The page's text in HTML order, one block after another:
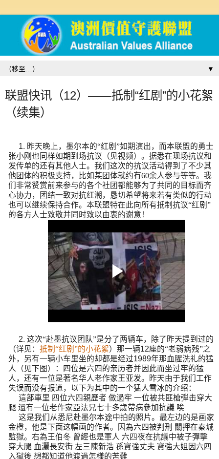
▼
联盟快讯（12）——抵制“红剧”的小花絮
（续集）
1. 昨天晚上，墨尔本的“红剧”如期演出，而本联盟的勇士
张小刚也同样如期到场抗议（见视频）。据悉在现场抗议和
发传单的还有其他人士。我们这次的抗议活动得到了不少其
他团体的积极支持，
比如某团体就约有60余人参与等等。 我
们非常赞赏前来参与的各个社团都能够为了共同的目标而齐
心协力，团结一致对抗红潮，恳切希望将来若有类似的行动
也可以继续保持合作。 本联盟特在此向所有抵制抗议“红剧”
的各方人士致敬并同时致以由衷的谢意！
2. 这次“赴墨抗议团队”是分了两辆车，除了昨天提到过的
（详见： 抵制“红剧”的小花絮）那一辆12座的“老弱病残”之
外，另有一辆小车里坐的却都是经过1989年那血腥洗礼的猛
人（见下图）：四位是六四的亲历者并因此而坐过牢的猛
人，还有一位是著名华人老作家王亚发。昨天由于我们工作
失误而没有报道，以下为其中的一个猛人雪冰的介绍：
這部車里 四位六四親歷者 做過牢 一位被共匪槍弾击穿大
腿 還有一位老作家亞法兄七十多歲帶病參加抗議 唉
这是我们从悉尼赴墨尔本途中拍的照片。最左边的是画家
金橙，他是下面这幅画的作者。因為六四被判刑 關押在秦城
監獄。右為王伯冬 曾經也是軍人 六四夜在抗議中被子彈擊
穿大腿 血灑長安街 左三陳新浩 孫寶強丈夫 寶強大姐因六四
入獄後 想都知道他渡過怎樣的苦難